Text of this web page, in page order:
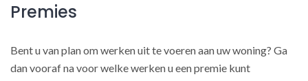
Premies
Bent u van plan om werken uit te voeren aan uw woning? Ga
dan vooraf na voor welke werken u een premie kunt